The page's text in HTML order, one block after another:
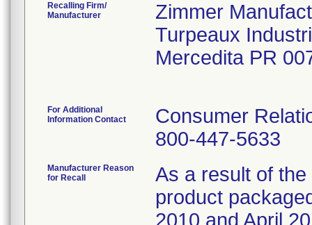
Recalling Firm/
Manufacturer
Zimmer
Turpeaux
Mercedita PR
For Additional
Information Contact
Consumer
800-447-5633
Manufacturer Reason
for Recall
As a result of
product
2010 and April